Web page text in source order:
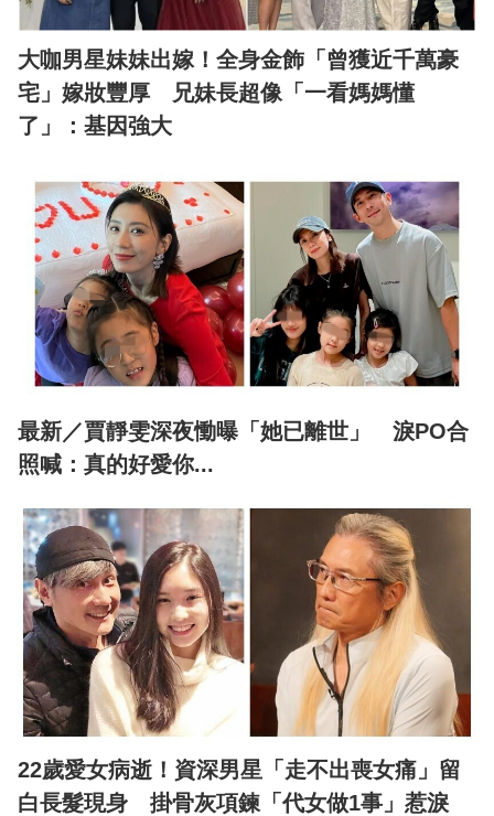
大咖男星妹妹出嫁！全身金飾「曾獲近千萬豪
宅」嫁妝豐厚 兄妹長超像「一看媽媽懂
了」：基因強大
最新／賈靜雯深夜慟曝「她已離世」 淚PO合
照喊：真的好愛你...
22歲愛女病逝！資深男星「走不出喪女痛」留
白長髮現身 掛骨灰項鍊「代女做1事」惹淚